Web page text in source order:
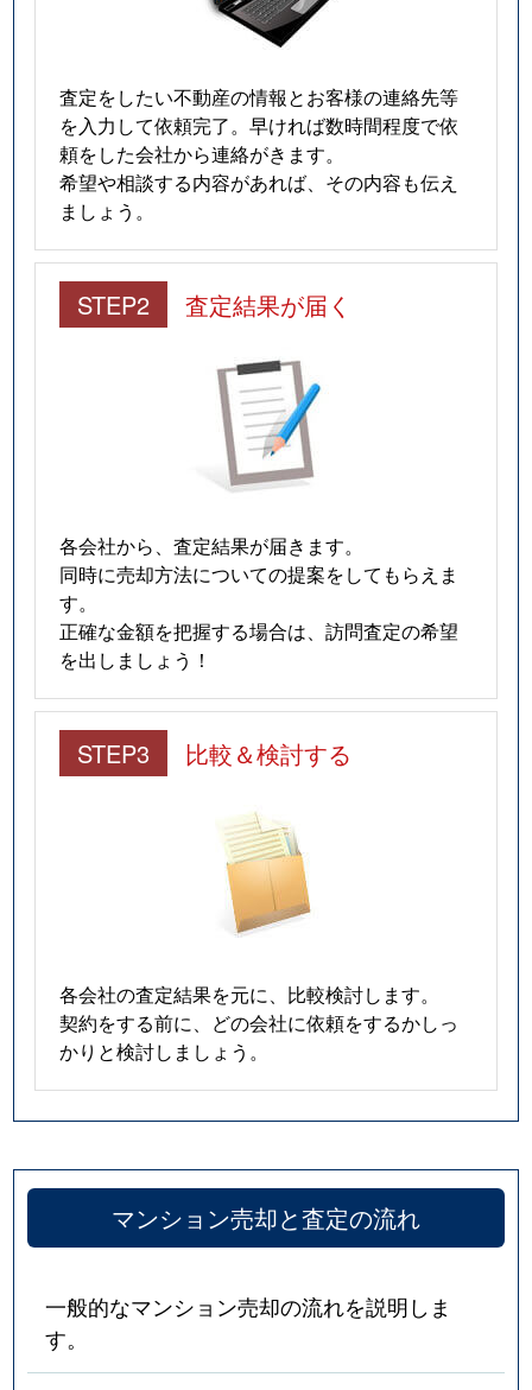
査定をしたい不動産の情報とお客様の連絡先等
を入力して依頼完了。早ければ数時間程度で依
頼をした会社から連絡がきます。
希望や相談する内容があれば、その内容も伝え
ましょう。
STEP2 査定結果が届く
各会社から、査定結果が届きます。
同時に売却方法についての提案をしてもらえま
す。
正確な金額を把握する場合は、訪問査定の希望
を出しましょう！
STEP3 比較＆検討する
各会社の査定結果を元に、比較検討します。
契約をする前に、どの会社に依頼をするかしっ
かりと検討しましょう。
マンション売却と査定の流れ
一般的なマンション売却の流れを説明しま
す。